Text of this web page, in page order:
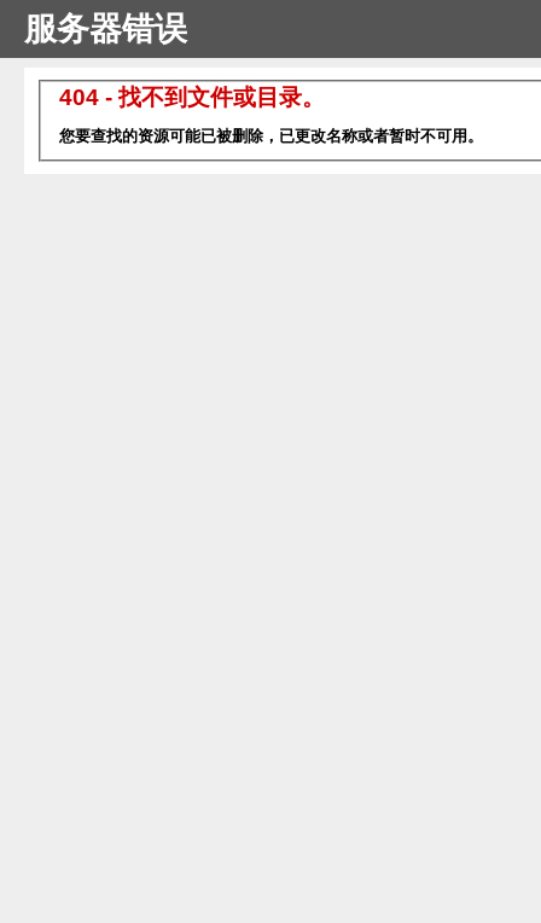
服务器错误
404 - 找不到文件或目录。
您要查找的资源可能已被删除，已更改名称或者暂时不可用。